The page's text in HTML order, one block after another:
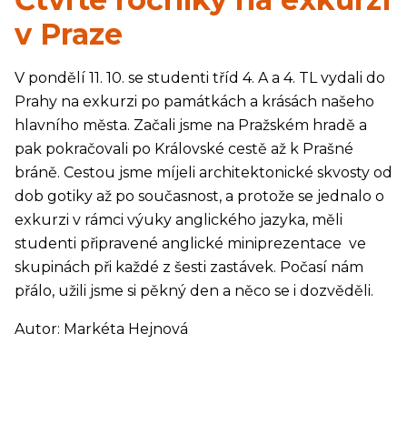
v Praze
V pondělí 11. 10. se studenti tříd 4. A a 4. TL vydali do
Prahy na exkurzi po památkách a krásách našeho
hlavního města. Začali jsme na Pražském hradě a
pak pokračovali po Královské cestě až k Prašné
bráně. Cestou jsme míjeli architektonické skvosty od
dob gotiky až po současnost, a protože se jednalo o
exkurzi v rámci výuky anglického jazyka, měli
studenti připravené anglické miniprezentace ve
skupinách při každé z šesti zastávek. Počasí nám
přálo, užili jsme si pěkný den a něco se i dozvěděli.
Autor: Markéta Hejnová